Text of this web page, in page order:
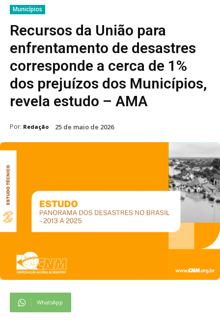
Municípios
Recursos da União para
enfrentamento de desastres
corresponde a cerca de 1%
dos prejuízos dos Municípios,
revela estudo – AMA
Por: Redação 25 de maio de 2026
WhatsApp